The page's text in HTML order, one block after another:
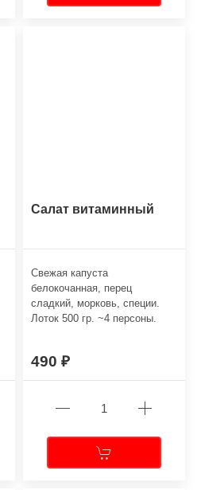
Салат витаминный
Свежая капуста
белокочанная, перец
сладкий, морковь, специи.
Лоток 500 гр. ~4 персоны.
490